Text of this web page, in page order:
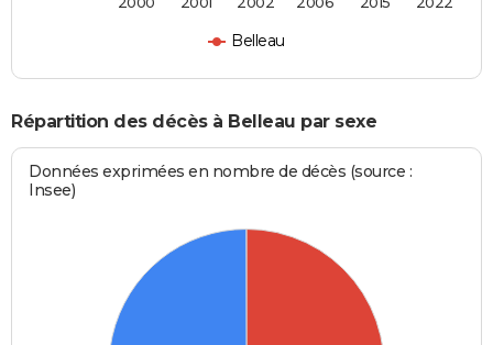
Belleau
Répartition des décès à Belleau par sexe
Données exprimées en nombre de décès (source :
Insee)